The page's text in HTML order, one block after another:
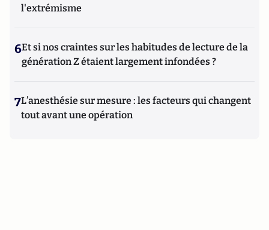
l'extrémisme
6Et si nos craintes sur les habitudes de lecture de la
génération Z étaient largement infondées ?
7L’anesthésie sur mesure : les facteurs qui changent
tout avant une opération